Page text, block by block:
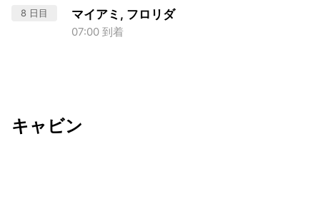
8 日目 マイアミ, フロリダ
07:00 到着
キャビン